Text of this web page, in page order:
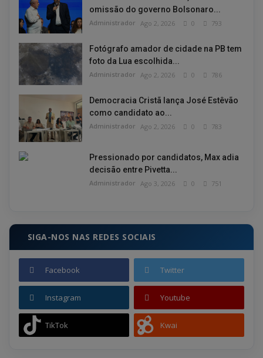
omissão do governo Bolsonaro...
Administrador Ago 2, 2026 0 793
Fotógrafo amador de cidade na PB tem
foto da Lua escolhida...
Administrador Ago 2, 2026 0 786
Democracia Cristã lança José Estêvão
como candidato ao...
Administrador Ago 2, 2026 0 783
Pressionado por candidatos, Max adia
decisão entre Pivetta...
Administrador Ago 3, 2026 0 751
SIGA-NOS NAS REDES SOCIAIS
Facebook Twitter
Instagram Youtube
TikTok Kwai